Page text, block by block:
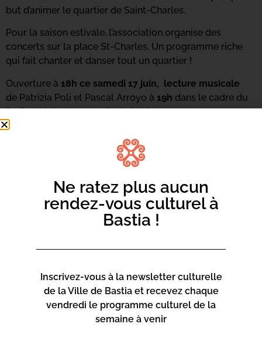
but d’animer le quartier de Saint-Charles.
Pour la saison estivale, l’association organise des
concerts sur la place St-Charles. Un programme riche
qui fait chanter et danser tout un quartier !
Ouverture à 18h ce samedi 17 juin, lecture musicale
de Patrizia Poli et Pascal Arroyo à 19h dans le cadre du
festival de lecture musicale Lektos.
Ne ratez plus aucun
rendez-vous culturel à
Bastia !
Inscrivez-vous à la newsletter culturelle
de la Ville de Bastia et recevez chaque
vendredi le programme culturel de la
semaine à venir